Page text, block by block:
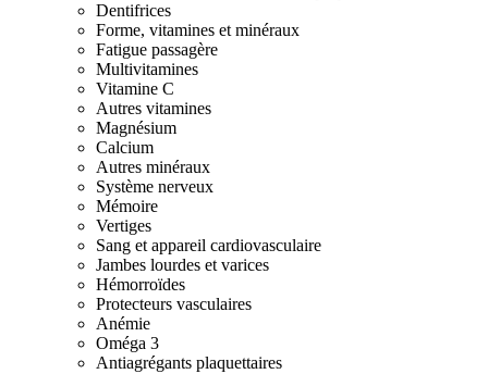
Dentifrices
Forme, vitamines et minéraux
Fatigue passagère
Multivitamines
Vitamine C
Autres vitamines
Magnésium
Calcium
Autres minéraux
Système nerveux
Mémoire
Vertiges
Sang et appareil cardiovasculaire
Jambes lourdes et varices
Hémorroïdes
Protecteurs vasculaires
Anémie
Oméga 3
Antiagrégants plaquettaires